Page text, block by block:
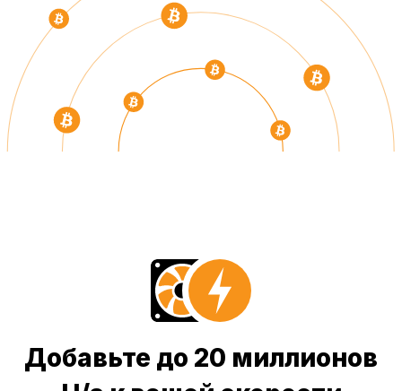
Добавьте до 20 миллионов